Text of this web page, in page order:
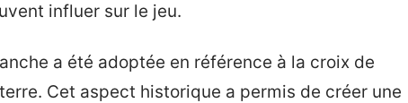
influer sur le jeu.
a été adoptée en référence à la croix de
Cet aspect historique a permis de créer une